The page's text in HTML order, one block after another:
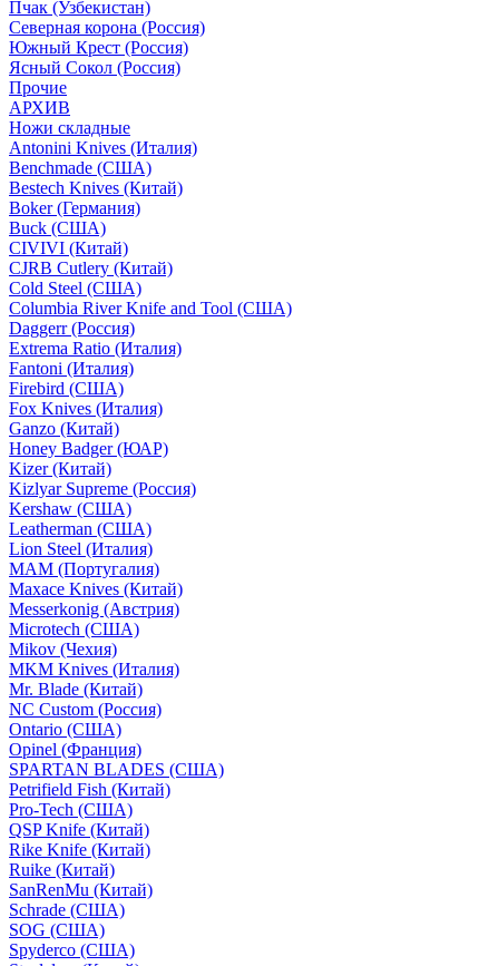
Пчак (Узбекистан)
Северная корона (Россия)
Южный Крест (Россия)
Ясный Сокол (Россия)
Прочие
АРХИВ
Ножи складные
Antonini Knives (Италия)
Benchmade (США)
Bestech Knives (Китай)
Boker (Германия)
Buck (США)
CIVIVI (Китай)
CJRB Cutlery (Китай)
Cold Steel (США)
Columbia River Knife and Tool (США)
Daggerr (Россия)
Extrema Ratio (Италия)
Fantoni (Италия)
Firebird (США)
Fox Knives (Италия)
Ganzo (Китай)
Honey Badger (ЮАР)
Kizer (Китай)
Kizlyar Supreme (Россия)
Kershaw (США)
Leatherman (США)
Lion Steel (Италия)
MAM (Португалия)
Maxace Knives (Китай)
Messerkonig (Австрия)
Microtech (США)
Mikov (Чехия)
MKM Knives (Италия)
Mr. Blade (Китай)
NC Custom (Россия)
Ontario (США)
Opinel (Франция)
SPARTAN BLADES (США)
Petrifield Fish (Китай)
Pro-Tech (США)
QSP Knife (Китай)
Rike Knife (Китай)
Ruike (Китай)
SanRenMu (Китай)
Schrade (США)
SOG (США)
Spyderco (США)